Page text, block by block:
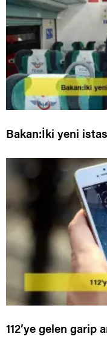
Bakan:İki yeni
112’ye gelen garip